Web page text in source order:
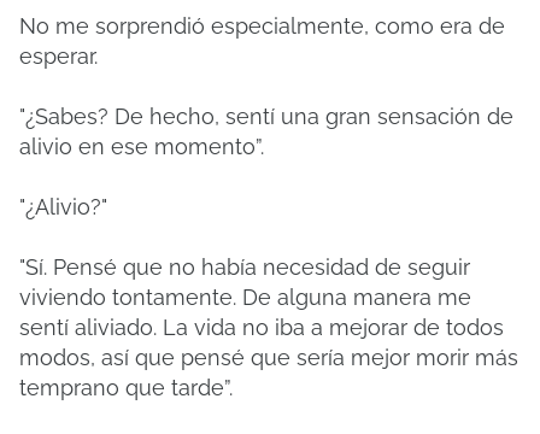
No me sorprendió especialmente, como era de
esperar.
"¿Sabes? De hecho, sentí una gran sensación de
alivio en ese momento”.
"¿Alivio?"
"Sí. Pensé que no había necesidad de seguir
viviendo tontamente. De alguna manera me
sentí aliviado. La vida no iba a mejorar de todos
modos, así que pensé que sería mejor morir más
temprano que tarde”.